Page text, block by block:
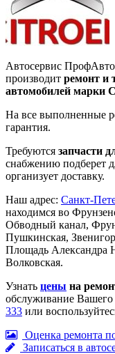
Автосервис
производит ремонт и
автомобилей марки
На все выполненные
гарантия.
Требуются запчасти
снабжению подберет
организует доставку.
Наш адрес: Санкт-
находимся во
Обводный канал,
Пушкинская,
Площадь Александра
Волковская.
Узнать цены на
обслуживание
333 или
Оценка ремонта
Записаться в